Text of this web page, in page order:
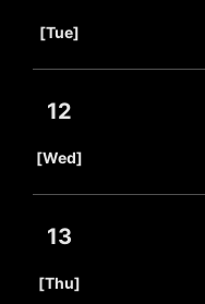
[Tue]
12
[Wed]
13
[Thu]